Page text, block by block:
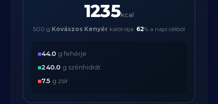
1235kcal
500 g Kovászos Kenyér kalóriája: 62% a napi célból
44.0 g fehérje
240.0 g szénhidrát
7.5 g zsír